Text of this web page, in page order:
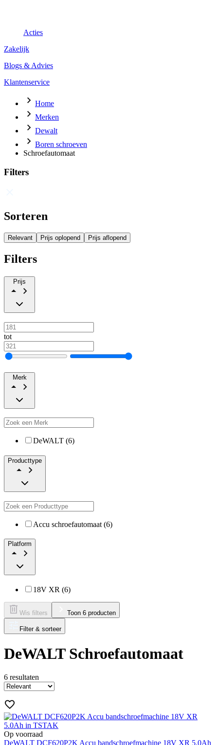
Acties
Zakelijk
Blogs & Advies
Klantenservice
Home
Merken
Dewalt
Boren schroeven
Schroefautomaat
Filters
Sorteren
Relevant Prijs oplopend Prijs aflopend
Filters
Prijs
tot
Merk
DeWALT (6)
Producttype
Accu schroefautomaat (6)
Platform
18V XR (6)
Wis filters Toon 6 producten
Filter & sorteer
DeWALT Schroefautomaat
6 resultaten
Op voorraad
DeWALT DCF620P2K Accu bandschroefmachine 18V XR 5.0Ah